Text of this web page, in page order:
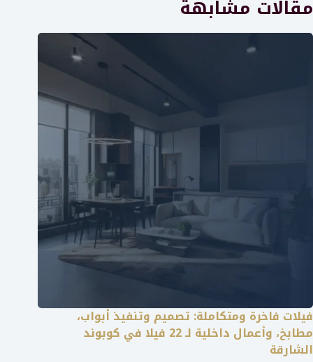
مقالات مشابهة
فيلات فاخرة ومتكاملة: تصميم وتنفيذ أبواب،
مطابخ، وأعمال داخلية لـ 22 فيلا في كوبوند
الشارقة